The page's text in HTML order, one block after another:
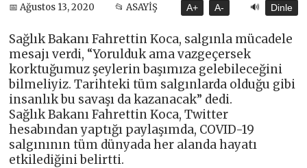
📅 Ağustos 13, 2020 📂 ASAYİŞ A+ A- 🔊 Dinle
Sağlık Bakanı Fahrettin Koca, salgınla mücadele
mesajı verdi, “Yorulduk ama vazgeçersek
korktuğumuz şeylerin başımıza gelebileceğini
bilmeliyiz. Tarihteki tüm salgınlarda olduğu gibi
insanlık bu savaşı da kazanacak” dedi.
Sağlık Bakanı Fahrettin Koca, Twitter
hesabından yaptığı paylaşımda, COVID-19
salgınının tüm dünyada her alanda hayatı
etkilediğini belirtti.